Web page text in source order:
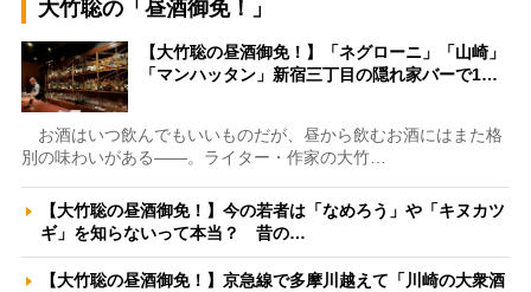
大竹聡の「昼酒御免！」
【大竹聡の昼酒御免！】「ネグローニ」「山崎」
「マンハッタン」新宿三丁目の隠れ家バーで1…
お酒はいつ飲んでもいいものだが、昼から飲むお酒にはまた格
別の味わいがある――。ライター・作家の大竹…
【大竹聡の昼酒御免！】今の若者は「なめろう」や「キヌカツ
ギ」を知らないって本当？ 昔の…
【大竹聡の昼酒御免！】京急線で多摩川越えて「川崎の大衆酒